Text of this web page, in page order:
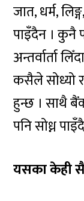
जात, धर्म,
पाइँदैन । कुनै
अन्तर्वार्ता
कसैले सोध्यो
हुन्छ । साथै
पनि सोध्न
यसका केही